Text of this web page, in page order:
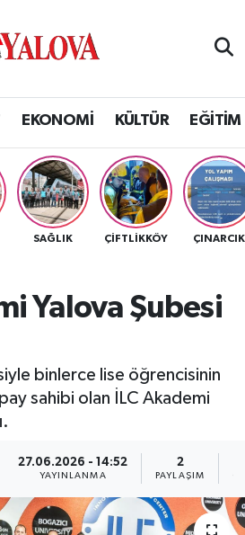
EKONOMİ KÜLTÜR EĞİTİM
SAĞLIK ÇİFTLİKKÖY ÇINARCIK
Yalova Şubesi
binlerce lise öğrencisinin
sahibi olan İLC Akademi
27.06.2026 - 14:52
YAYINLANMA
2
PAYLAŞIM
Haritası